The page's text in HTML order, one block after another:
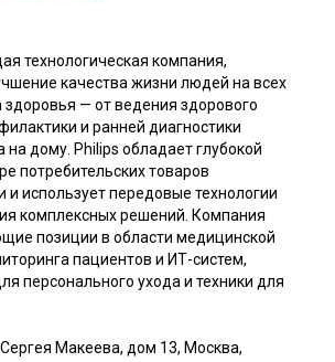
технологическая компания,
качества жизни людей на всех
здоровья — от ведения здорового
и ранней диагностики
на дому. Philips обладает глубокой
потребительских товаров
и использует передовые технологии
комплексных решений. Компания
позиции в области медицинской
пациентов и ИТ-систем,
персонального ухода и техники для
Сергея Макеева, дом 13, Москва,